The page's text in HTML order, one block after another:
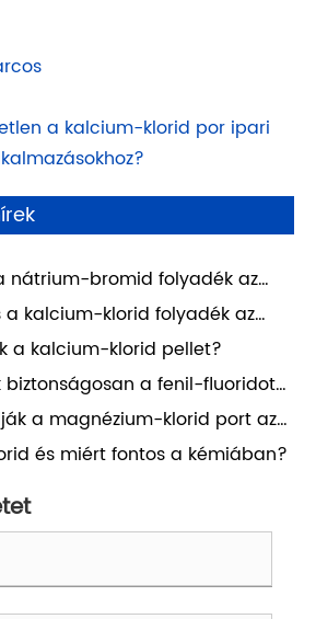
a kalcium-klorid por ipari
nátrium-bromid folyadék az
a kalcium-klorid folyadék az
számára?
a kalcium-klorid pellet?
biztonságosan a fenil-fluoridot
a magnézium-klorid port az
és miért fontos a kémiában?